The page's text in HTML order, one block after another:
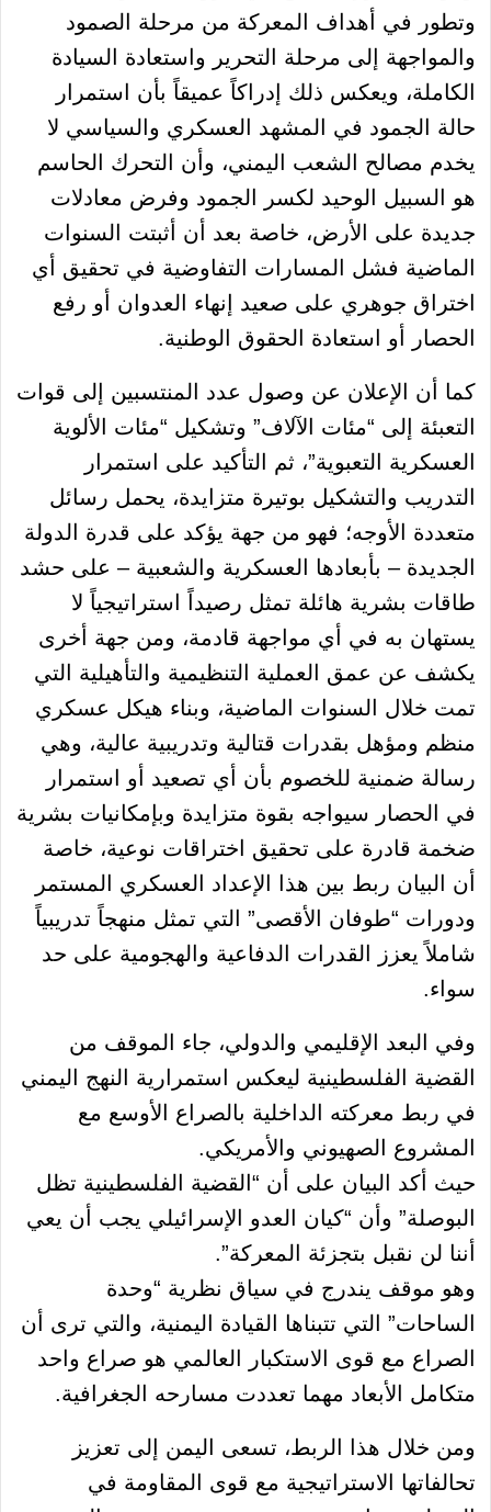
وتطور في أهداف المعركة من مرحلة الصمود
والمواجهة إلى مرحلة التحرير واستعادة السيادة
الكاملة، ويعكس ذلك إدراكاً عميقاً بأن استمرار
حالة الجمود في المشهد العسكري والسياسي لا
يخدم مصالح الشعب اليمني، وأن التحرك الحاسم
هو السبيل الوحيد لكسر الجمود وفرض معادلات
جديدة على الأرض، خاصة بعد أن أثبتت السنوات
الماضية فشل المسارات التفاوضية في تحقيق أي
اختراق جوهري على صعيد إنهاء العدوان أو رفع
الحصار أو استعادة الحقوق الوطنية.
كما أن الإعلان عن وصول عدد المنتسبين إلى قوات
التعبئة إلى “مئات الآلاف” وتشكيل “مئات الألوية
العسكرية التعبوية”، ثم التأكيد على استمرار
التدريب والتشكيل بوتيرة متزايدة، يحمل رسائل
متعددة الأوجه؛ فهو من جهة يؤكد على قدرة الدولة
الجديدة – بأبعادها العسكرية والشعبية – على حشد
طاقات بشرية هائلة تمثل رصيداً استراتيجياً لا
يستهان به في أي مواجهة قادمة، ومن جهة أخرى
يكشف عن عمق العملية التنظيمية والتأهيلية التي
تمت خلال السنوات الماضية، وبناء هيكل عسكري
منظم ومؤهل بقدرات قتالية وتدريبية عالية، وهي
رسالة ضمنية للخصوم بأن أي تصعيد أو استمرار
في الحصار سيواجه بقوة متزايدة وبإمكانيات بشرية
ضخمة قادرة على تحقيق اختراقات نوعية، خاصة
أن البيان ربط بين هذا الإعداد العسكري المستمر
ودورات “طوفان الأقصى” التي تمثل منهجاً تدريبياً
شاملاً يعزز القدرات الدفاعية والهجومية على حد
سواء.
وفي البعد الإقليمي والدولي، جاء الموقف من
القضية الفلسطينية ليعكس استمرارية النهج اليمني
في ربط معركته الداخلية بالصراع الأوسع مع
المشروع الصهيوني والأمريكي.
حيث أكد البيان على أن “القضية الفلسطينية تظل
البوصلة” وأن “كيان العدو الإسرائيلي يجب أن يعي
أننا لن نقبل بتجزئة المعركة”.
وهو موقف يندرج في سياق نظرية “وحدة
الساحات” التي تتبناها القيادة اليمنية، والتي ترى أن
الصراع مع قوى الاستكبار العالمي هو صراع واحد
متكامل الأبعاد مهما تعددت مسارحه الجغرافية.
ومن خلال هذا الربط، تسعى اليمن إلى تعزيز
تحالفاتها الاستراتيجية مع قوى المقاومة في